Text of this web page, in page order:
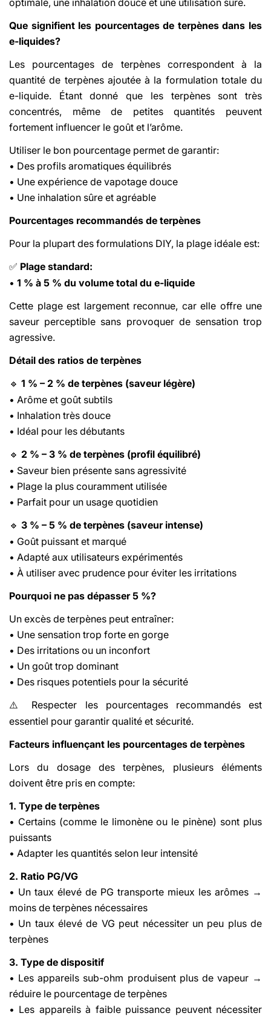
Que signifient les pourcentages de terpènes dans les
e-liquides?
Les pourcentages de terpènes correspondent à la
quantité de terpènes ajoutée à la formulation totale du
e-liquide. Étant donné que les terpènes sont très
concentrés, même de petites quantités peuvent
fortement influencer le goût et l’arôme.
Utiliser le bon pourcentage permet de garantir:
• Des profils aromatiques équilibrés
• Une expérience de vapotage douce
• Une inhalation sûre et agréable
Pourcentages recommandés de terpènes
Pour la plupart des formulations DIY, la plage idéale est:
✅ Plage standard:
• 1 % à 5 % du volume total du e-liquide
Cette plage est largement reconnue, car elle offre une
saveur perceptible sans provoquer de sensation trop
agressive.
Détail des ratios de terpènes
🔹 1 % – 2 % de terpènes (saveur légère)
• Arôme et goût subtils
• Inhalation très douce
• Idéal pour les débutants
🔹 2 % – 3 % de terpènes (profil équilibré)
• Saveur bien présente sans agressivité
• Plage la plus couramment utilisée
• Parfait pour un usage quotidien
🔹 3 % – 5 % de terpènes (saveur intense)
• Goût puissant et marqué
• Adapté aux utilisateurs expérimentés
• À utiliser avec prudence pour éviter les irritations
Pourquoi ne pas dépasser 5 %?
Un excès de terpènes peut entraîner:
• Une sensation trop forte en gorge
• Des irritations ou un inconfort
• Un goût trop dominant
• Des risques potentiels pour la sécurité
⚠️
Respecter les pourcentages recommandés est
essentiel pour garantir qualité et sécurité.
Facteurs influençant les pourcentages de terpènes
Lors du dosage des terpènes, plusieurs éléments
doivent être pris en compte:
1. Type de terpènes
• Certains (comme le limonène ou le pinène) sont plus
puissants
• Adapter les quantités selon leur intensité
2. Ratio PG/VG
• Un taux élevé de PG transporte mieux les arômes →
moins de terpènes nécessaires
• Un taux élevé de VG peut nécessiter un peu plus de
terpènes
3. Type de dispositif
• Les appareils sub-ohm produisent plus de vapeur →
réduire le pourcentage de terpènes
• Les appareils à faible puissance peuvent nécessiter
Share This Article
Share
Facebook
Share
X
Pin
Pinterest